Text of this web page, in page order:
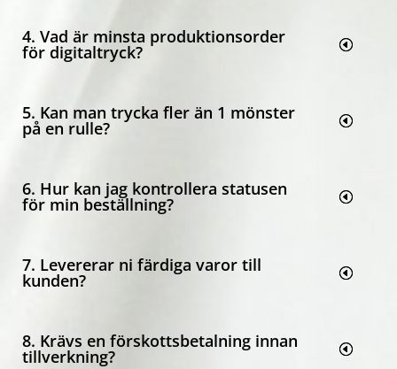
4. Vad är minsta produktionsorder
för digitaltryck?
5. Kan man trycka fler än 1 mönster
på en rulle?
6. Hur kan jag kontrollera statusen
för min beställning?
7. Levererar ni färdiga varor till
kunden?
8. Krävs en förskottsbetalning innan
tillverkning?